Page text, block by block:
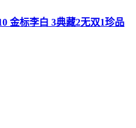
金标李白 3典藏2无双1珍品